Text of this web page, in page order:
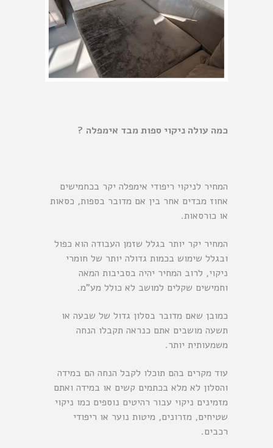
כמה עולה ניקוי ספות מבד אימפלה ?
המחיר לניקוי ריפודי אימפלה יקר בכחמישים
אחוז מבדים אחר בין אם מדובר בספות, כסאות
או כורסאות.
המחיר יקר יותר בגלל שזמן העבודה הוא כפול
ובגלל שימוש בכמות גדולה יותר של חומרי
ניקוי, לרוב המחיר יהיה בסביבות המאה
וחמישים שקלים למושב לא כולל מע”מ.
כמובן שאם מדובר בסלון גדול של שבעה או
תשעה מושבים אתם כנראה תקבלו הנחה
משמעותית יותר.
עוד מקרים בהם תוכלו לקבל הנחה הם במידה
והסלון לא מלא בכתמים קשים או במידה ואתם
מזמינים ניקוי עבור רהיטים נוספים כמו ניקוי
שטיחים, מזרונים, מיטות נוער או ריפודי
רכבים.